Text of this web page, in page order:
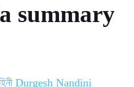
summary